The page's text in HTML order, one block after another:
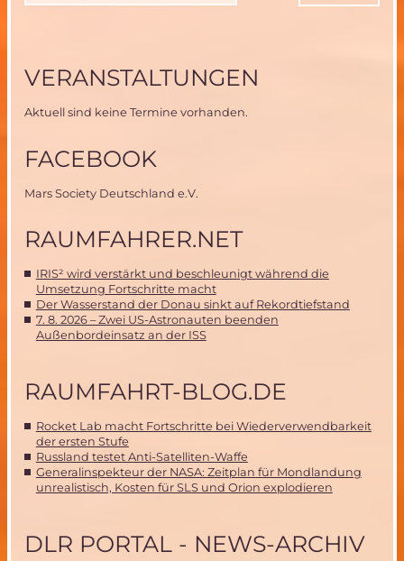
VERANSTALTUNGEN
Aktuell sind keine Termine vorhanden.
FACEBOOK
Mars Society Deutschland e.V.
RAUMFAHRER.NET
IRIS² wird verstärkt und beschleunigt während die
Umsetzung Fortschritte macht
Der Wasserstand der Donau sinkt auf Rekordtiefstand
7. 8. 2026 – Zwei US-Astronauten beenden
Außenbordeinsatz an der ISS
RAUMFAHRT-BLOG.DE
Rocket Lab macht Fortschritte bei Wiederverwendbarkeit
der ersten Stufe
Russland testet Anti-Satelliten-Waffe
Generalinspekteur der NASA: Zeitplan für Mondlandung
unrealistisch, Kosten für SLS und Orion explodieren
DLR PORTAL - NEWS-ARCHIV